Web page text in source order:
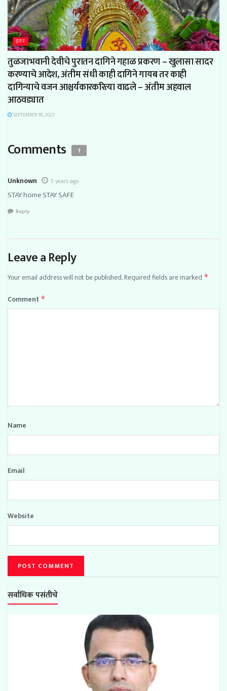
इतर
तुळजाभवानी देवीचे पुरातन दागिने गहाळ प्रकरण – खुलासा सादर
करण्याचे आदेश, अंतीम संधी काही दागिने गायब तर काही
दागिन्याचे वजन आश्चर्यकारकरित्या वाढले – अंतीम अहवाल
आठवड्यात
SEPTEMBER 18, 2023
Comments 1
Unknown 5 years ago
STAY home STAY SAFE
Reply
Leave a Reply
Your email address will not be published.Required fields are marked *
Comment *
Name
Email
Website
सर्वाधिक पसंतीचे